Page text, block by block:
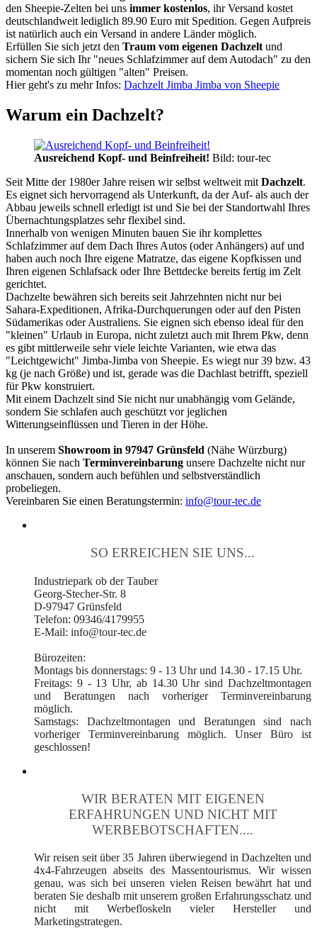
den Sheepie-Zelten bei uns immer kostenlos, ihr Versand kostet
deutschlandweit lediglich 89.90 Euro mit Spedition. Gegen Aufpreis
ist natürlich auch ein Versand in andere Länder möglich.
Erfüllen Sie sich jetzt den Traum vom eigenen Dachzelt und
sichern Sie sich Ihr "neues Schlafzimmer auf dem Autodach" zu den
momentan noch gültigen "alten" Preisen.
Hier geht's zu mehr Infos: Dachzelt Jimba Jimba von Sheepie
Warum ein Dachzelt?
Ausreichend Kopf- und Beinfreiheit! Bild: tour-tec
Seit Mitte der 1980er Jahre reisen wir selbst weltweit mit Dachzelt.
Es eignet sich hervorragend als Unterkunft, da der Auf- als auch der
Abbau jeweils schnell erledigt ist und Sie bei der Standortwahl Ihres
Übernachtungsplatzes sehr flexibel sind.
Innerhalb von wenigen Minuten bauen Sie ihr komplettes
Schlafzimmer auf dem Dach Ihres Autos (oder Anhängers) auf und
haben auch noch Ihre eigene Matratze, das eigene Kopfkissen und
Ihren eigenen Schlafsack oder Ihre Bettdecke bereits fertig im Zelt
gerichtet.
Dachzelte bewähren sich bereits seit Jahrzehnten nicht nur bei
Sahara-Expeditionen, Afrika-Durchquerungen oder auf den Pisten
Südamerikas oder Australiens. Sie eignen sich ebenso ideal für den
"kleinen" Urlaub in Europa, nicht zuletzt auch mit Ihrem Pkw, denn
es gibt mittlerweile sehr viele leichte Varianten, wie etwa das
"Leichtgewicht" Jimba-Jimba von Sheepie. Es wiegt nur 39 bzw. 43
kg (je nach Größe) und ist, gerade was die Dachlast betrifft, speziell
für Pkw konstruiert.
Mit einem Dachzelt sind Sie nicht nur unabhängig vom Gelände,
sondern Sie schlafen auch geschützt vor jeglichen
Witterungseinflüssen und Tieren in der Höhe.
In unserem Showroom in 97947 Grünsfeld (Nähe Würzburg)
können Sie nach Terminvereinbarung unsere Dachzelte nicht nur
anschauen, sondern auch befühlen und selbstverständlich
probeliegen.
Vereinbaren Sie einen Beratungstermin: info@tour-tec.de
SO ERREICHEN SIE UNS...
Industriepark ob der Tauber
Georg-Stecher-Str. 8
D-97947 Grünsfeld
Telefon: 09346/4179955
E-Mail: info@tour-tec.de
Bürozeiten:
Montags bis donnerstags: 9 - 13 Uhr und 14.30 - 17.15 Uhr.
Freitags: 9 - 13 Uhr, ab 14.30 Uhr sind Dachzeltmontagen
und Beratungen nach vorheriger Terminvereinbarung
möglich.
Samstags: Dachzeltmontagen und Beratungen sind nach
vorheriger Terminvereinbarung möglich. Unser Büro ist
geschlossen!
WIR BERATEN MIT EIGENEN
ERFAHRUNGEN UND NICHT MIT
WERBEBOTSCHAFTEN....
Wir reisen seit über 35 Jahren überwiegend in Dachzelten und
4x4-Fahrzeugen abseits des Massentourismus. Wir wissen
genau, was sich bei unseren vielen Reisen bewährt hat und
beraten Sie deshalb mit unserem großen Erfahrungsschatz und
nicht mit Werbefloskeln vieler Hersteller und
Marketingstrategen.